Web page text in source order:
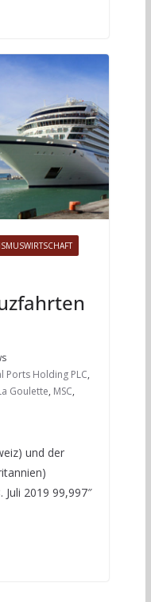
Ports Holding PLC,
Goulette, MSC,
und der
2019 99,997″